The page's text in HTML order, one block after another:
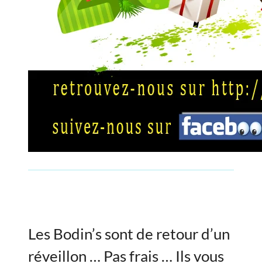
Les Bodin’s sont de retour d’un
réveillon … Pas frais … Ils vous